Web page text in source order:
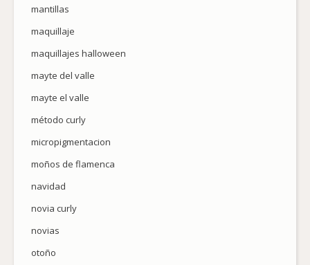
mantillas
maquillaje
maquillajes halloween
mayte del valle
mayte el valle
método curly
micropigmentacion
moños de flamenca
navidad
novia curly
novias
otoño